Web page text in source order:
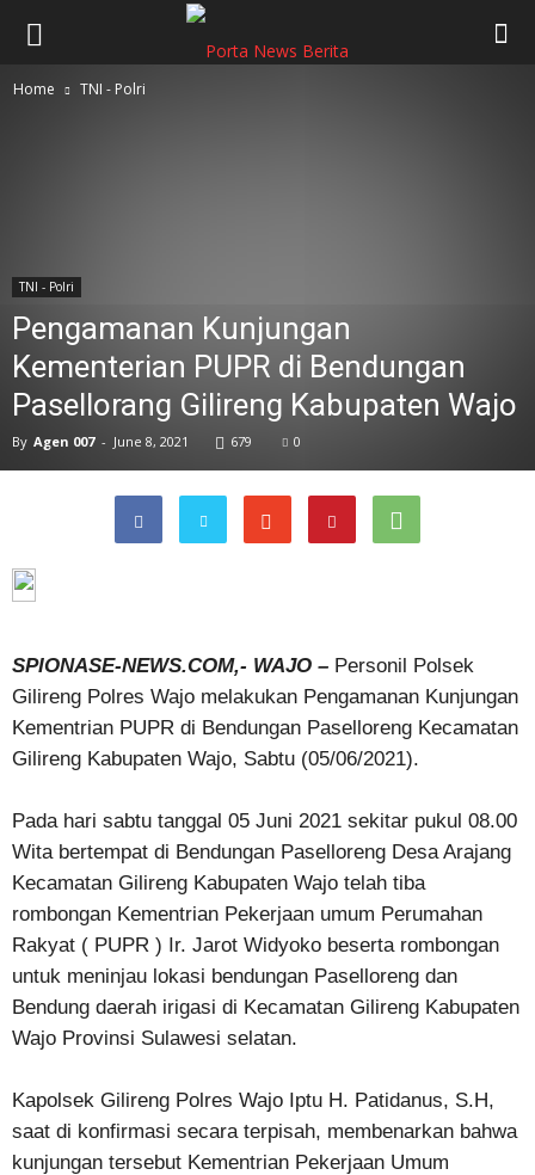
Home TNI - Polri
TNI - Polri
Pengamanan Kunjungan
Kementerian PUPR di Bendungan
Pasellorang Gilireng Kabupaten Wajo
By Agen 007 - June 8, 2021 679 0
SPIONASE-NEWS.COM,- WAJO – Personil Polsek
Gilireng Polres Wajo melakukan Pengamanan Kunjungan
Kementrian PUPR di Bendungan Paselloreng Kecamatan
Gilireng Kabupaten Wajo, Sabtu (05/06/2021).
Pada hari sabtu tanggal 05 Juni 2021 sekitar pukul 08.00
Wita bertempat di Bendungan Paselloreng Desa Arajang
Kecamatan Gilireng Kabupaten Wajo telah tiba
rombongan Kementrian Pekerjaan umum Perumahan
Rakyat ( PUPR ) Ir. Jarot Widyoko beserta rombongan
untuk meninjau lokasi bendungan Paselloreng dan
Bendung daerah irigasi di Kecamatan Gilireng Kabupaten
Wajo Provinsi Sulawesi selatan.
Kapolsek Gilireng Polres Wajo Iptu H. Patidanus, S.H,
saat di konfirmasi secara terpisah, membenarkan bahwa
kunjungan tersebut Kementrian Pekerjaan Umum